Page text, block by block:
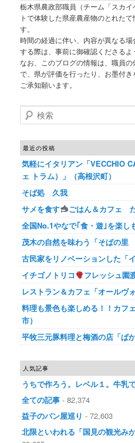
栃木県農政部職員（チーム「スカ
トで体験した県産農産物のとれた
す。
時間の経過に伴い、内容が異なる
する際は、事前に御確認くださるよ
なお、このブログの情報は、職員
で、県が評価を行ったり、お墨付
ご承知願います。
検索
最近の投稿
気軽にイタリアン「VECCHIO
ェ トラム）」（高根沢町）
そば処 久我
サメを食す
ごはん＆カフェ
全国No.1やなで｢食・遊｣を楽し
茂木の自然を味わう「そばの
古民家をリノベーションした「
イチゴノトリコ
フレッシュ園
レストラン＆カフェ「オールヴ
料理も景色も楽しめる！！カフ
市）
平牧三元豚料理と梅酒の店「ぱ
人気記事
うちで作ろう。レベル１。牛乳
全ての記事 - 82,374
益子のパン屋巡り - 72,603
北限といわれる「国見の観光み